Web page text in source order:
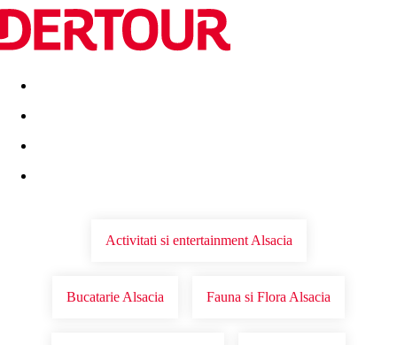
Destinatii Vacanta perfecta OFERTE DE NERATAT
Activitati si entertainment Alsacia
Bucatarie Alsacia Fauna si Flora Alsacia